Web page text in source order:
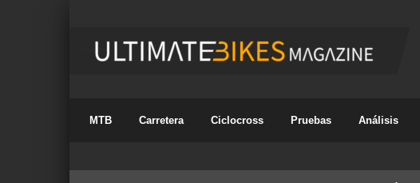
MTB Carretera Ciclocross Pruebas Análisis